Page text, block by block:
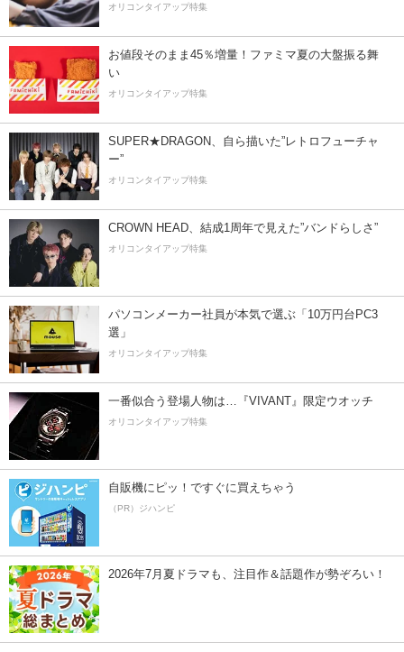
オリコンタイアップ特集
お値段そのまま45％増量！ファミマ夏の大盤振る舞
い
オリコンタイアップ特集
SUPER★DRAGON、自ら描いた”レトロフューチャ
ー”
オリコンタイアップ特集
CROWN HEAD、結成1周年で見えた”バンドらしさ”
オリコンタイアップ特集
パソコンメーカー社員が本気で選ぶ「10万円台PC3
選」
オリコンタイアップ特集
一番似合う登場人物は…『VIVANT』限定ウオッチ
オリコンタイアップ特集
自販機にピッ！ですぐに買えちゃう
（PR）ジハンピ
2026年7月夏ドラマも、注目作＆話題作が勢ぞろい！